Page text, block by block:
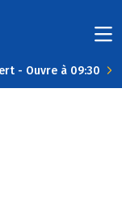
- Ouvre à 09:30